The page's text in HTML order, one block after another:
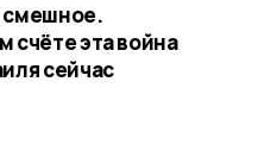
смешное.
счёте эта война
сейчас